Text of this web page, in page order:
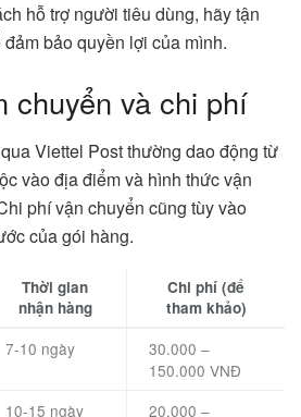
hỗ trợ người tiêu dùng, hãy tận
bảo quyền lợi của mình.
chuyển và chi phí
Viettel Post thường dao động từ
vào địa điểm và hình thức vận
phí vận chuyển cũng tùy vào
của gói hàng.
Thời gian
nhận hàng
Chi phí (để
tham khảo)
7-10 ngày
30.000 –
150.000 VNĐ
10-15 ngày 20.000 –